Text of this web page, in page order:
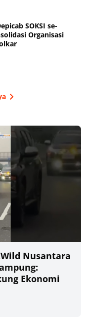
SOKSI se-
Organisasi
Nusantara
Ekonomi